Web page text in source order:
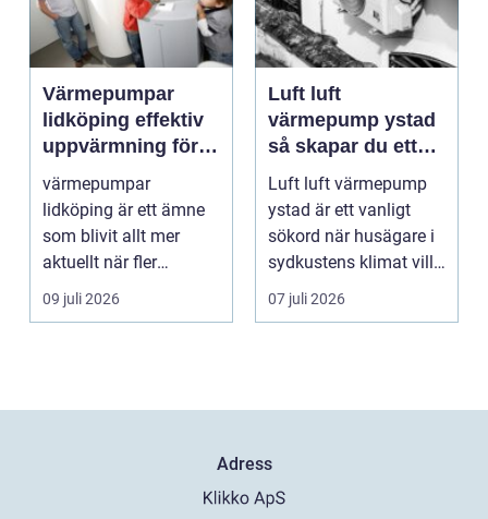
Värmepumpar
lidköping effektiv
uppvärmning för
hus och
fastigheter
värmepumpar
lidköping är ett ämne
som blivit allt mer
aktuellt när fler
fastighetsägare vill
kombine...
09 juli 2026
Luft luft
värmepump ystad
så skapar du ett
behagligt
inomhusklimat
Året om
Luft luft värmepump
ystad är ett vanligt
sökord när husägare i
sydkustens klimat vill
hitta ett smar...
07 juli 2026
Adress